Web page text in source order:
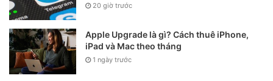
Cạnh trái chứa nút gạt bật/ tắt chế độ im lặng, cụm phím
tăng giảm âm lượng và khay sim
20 giờ trước
Apple Upgrade là gì? Cách thuê iPhone,
iPad và Mac theo tháng
1 ngày trước